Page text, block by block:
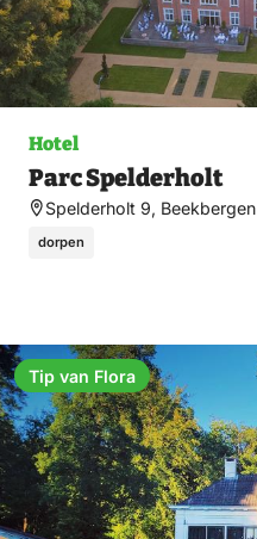
Hotel
Parc Spelderholt
Spelderholt 9, Beekbergen
dorpen
Tip van Flora